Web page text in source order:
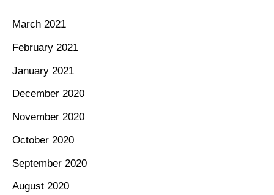
March 2021
February 2021
January 2021
December 2020
November 2020
October 2020
September 2020
August 2020